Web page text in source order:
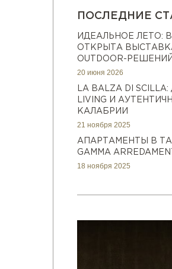
ПОСЛЕДНИЕ
ИДЕАЛЬНОЕ ЛЕТО: В
ОТКРЫТА
OUTDOOR-РЕШЕНИЙ
20 июня 2026
LA BALZA DI
LIVING И
КАЛАБРИИ
21 ноября 2025
АПАРТАМЕНТЫ В
GAMMA
18 ноября 2025